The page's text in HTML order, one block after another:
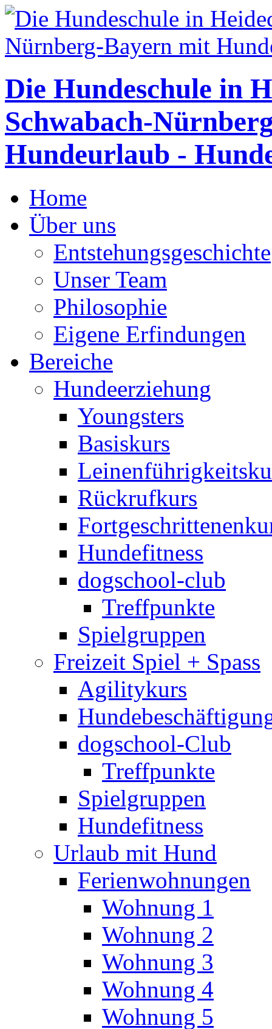
Die Hundeschule in
Schwabach-
Hundeurlaub -
Home
Über uns
Entstehungsgeschichte
Unser Team
Philosophie
Eigene Erfindungen
Bereiche
Hundeerziehung
Youngsters
Basiskurs
Rückrufkurs
Hundefitness
dogschool-club
Treffpunkte
Spielgruppen
Freizeit Spiel + Spass
Agilitykurs
dogschool-Club
Treffpunkte
Spielgruppen
Hundefitness
Urlaub mit Hund
Ferienwohnungen
Wohnung 1
Wohnung 2
Wohnung 3
Wohnung 4
Wohnung 5